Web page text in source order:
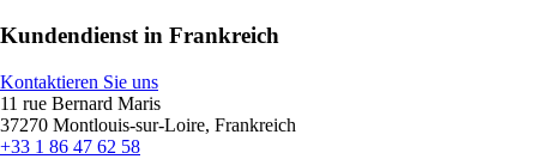
Kundendienst in Frankreich
Kontaktieren Sie uns
11 rue Bernard Maris
37270 Montlouis-sur-Loire, Frankreich
+33 1 86 47 62 58